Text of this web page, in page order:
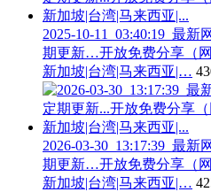
2025-10-11_03:40:19_最
期更新…开放免费分享（
新加坡|台湾|马来西亚|…
2026-03-30_13:17:39_最
期更新…开放免费分享（
新加坡|台湾|马来西亚|…